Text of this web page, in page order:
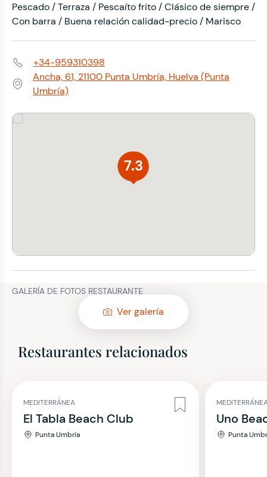
Pescado / Terraza / Pescaíto frito / Clásico de siempre /
Con barra / Buena relación calidad-precio / Marisco
Teléfono:+34-959310398
Dirección:
Ancha, 61, 21100 Punta Umbría, Huelva (Punta
Umbría)
7.3
GALERÍA DE FOTOS RESTAURANTE
Ver galería
Restaurantes relacionados
MEDITERRÁNEA
El Tabla Beach Club
Punta Umbría
Uno
Punta